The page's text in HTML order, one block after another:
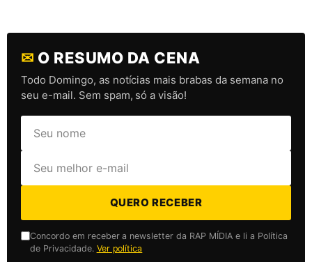
✉ O RESUMO DA CENA
Todo Domingo, as notícias mais brabas da semana no
seu e-mail. Sem spam, só a visão!
QUERO RECEBER
Concordo em receber a newsletter da RAP MÍDIA e li a Política
de Privacidade. Ver política